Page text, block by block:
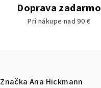
Doprava zadarmo
Pri nákupe nad 90 €
Značka Ana Hickmann